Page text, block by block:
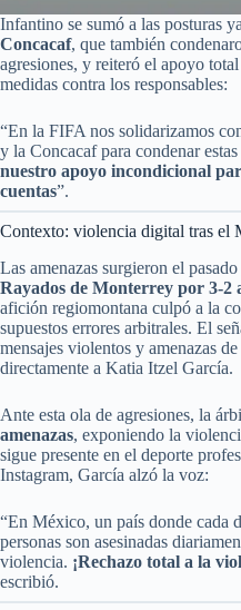
Infantino se sumó a las posturas
Concacaf, que también
agresiones, y reiteró el apoyo
medidas contra los responsables:
“En la FIFA nos solidarizamos
y la Concacaf para condenar
nuestro apoyo incondicional
cuentas”.
Contexto: violencia digital tras el
Las amenazas surgieron el pasado
Rayados de Monterrey por 3-2
afición regiomontana culpó a la
supuestos errores arbitrales. El
mensajes violentos y amenazas
directamente a Katia Itzel García.
Ante esta ola de agresiones, la
amenazas, exponiendo la
sigue presente en el deporte
Instagram, García alzó la voz:
“En México, un país donde cada
personas son asesinadas
violencia. ¡Rechazo total a la
escribió.